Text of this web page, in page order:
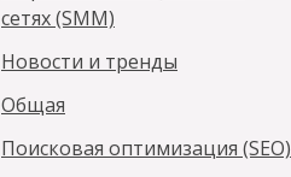
сетях (SMM)
Новости и тренды
Общая
Поисковая оптимизация (SEO)